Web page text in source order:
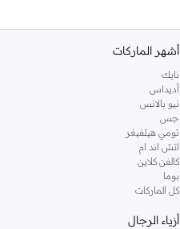
أشهر الماركات
نايك
أديداس
نيو بالانس
جس
تومي هيلفيغر
اتش اند ام
كالفن كلاين
بوما
كل الماركات
أزياء الرجال